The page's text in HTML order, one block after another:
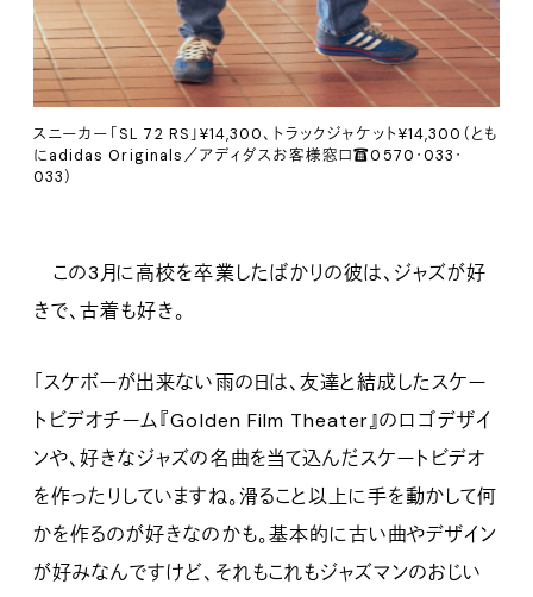
スニーカー「SL 72 RS」¥14,300、トラックジャケット¥14,300（とも
にadidas Originals／アディダスお客様窓口☎️0570･033･
033）
この3月に高校を卒業したばかりの彼は、ジャズが好
きで、古着も好き。
「スケボーが出来ない雨の日は、友達と結成したスケー
トビデオチーム『Golden Film Theater』のロゴデザイ
ンや、好きなジャズの名曲を当て込んだスケートビデオ
を作ったりしていますね。滑ること以上に手を動かして何
かを作るのが好きなのかも。基本的に古い曲やデザイン
が好みなんですけど、それもこれもジャズマンのおじい